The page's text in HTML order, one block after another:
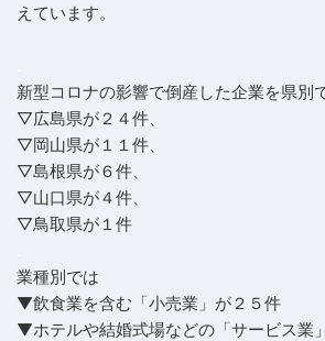
えています。
新型コロナの影響で倒産した企業を県別
▽広島県が２４件、
▽岡山県が１１件、
▽島根県が６件、
▽山口県が４件、
▽鳥取県が１件
業種別では
▼飲食業を含む「小売業」が２５件
▼ホテルや結婚式場などの「サービス業